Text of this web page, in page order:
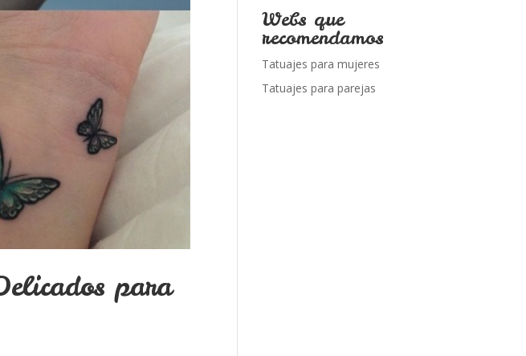
para
Webs que
recomendamos
Tatuajes para mujeres
Tatuajes para parejas